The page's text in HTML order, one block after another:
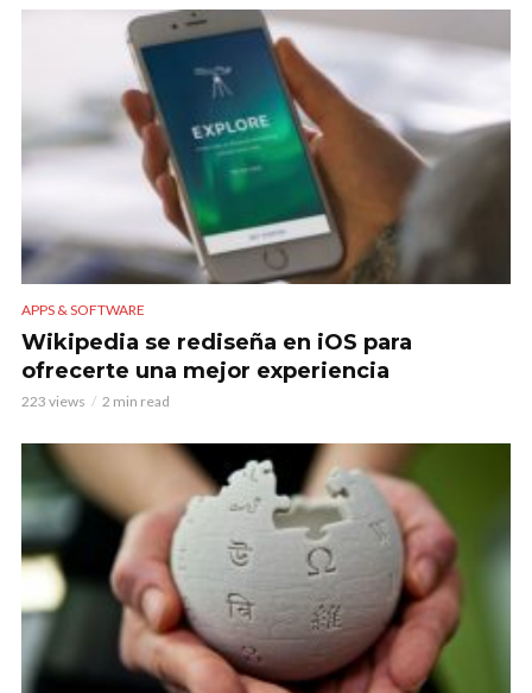
APPS & SOFTWARE
Wikipedia se rediseña en iOS para
ofrecerte una mejor experiencia
223 views 2 min read